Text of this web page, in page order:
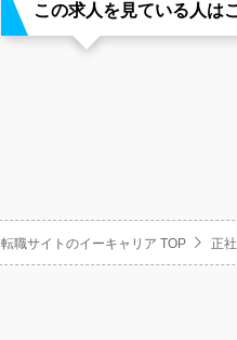
この求人を見ている人は
転職サイトのイーキャリア TOP 正